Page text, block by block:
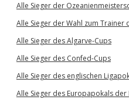
Alle Sieger der
Alle Sieger der Wahl zum Trainer
Alle Sieger des Algarve-Cups
Alle Sieger des Confed-Cups
Alle Sieger des englischen
Alle Sieger des Europapokals der